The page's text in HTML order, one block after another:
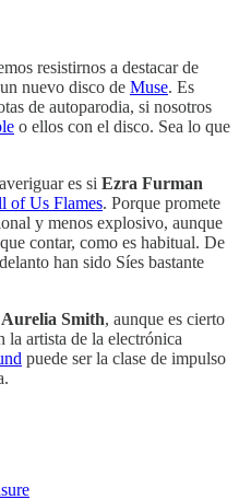
resistirnos a destacar de
nuevo disco de Muse. Es
de autoparodia, si nosotros
o ellos con el disco. Sea lo que
es si Ezra Furman
of Us Flames. Porque promete
y menos explosivo, aunque
contar, como es habitual. De
han sido Síes bastante
Smith, aunque es cierto
la artista de la electrónica
puede ser la clase de impulso